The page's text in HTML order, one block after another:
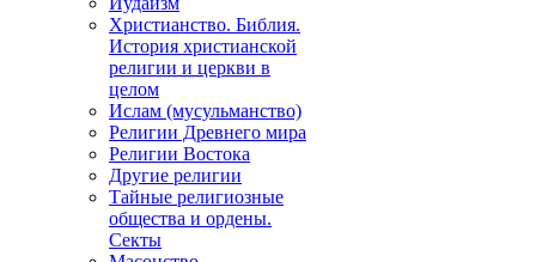
Христианство. Библия.
История христианской
религии и церкви в
целом
Ислам (мусульманство)
Религии Древнего мира
Религии Востока
Другие религии
Тайные религиозные
общества и ордены.
Секты